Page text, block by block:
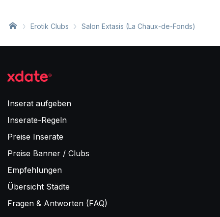
Erotik Clubs Salon Extasis (La Chaux-de-Fonds)
Inserat aufgeben
Inserate-Regeln
Preise Inserate
Preise Banner / Clubs
Empfehlungen
Übersicht Städte
Fragen & Antworten (FAQ)